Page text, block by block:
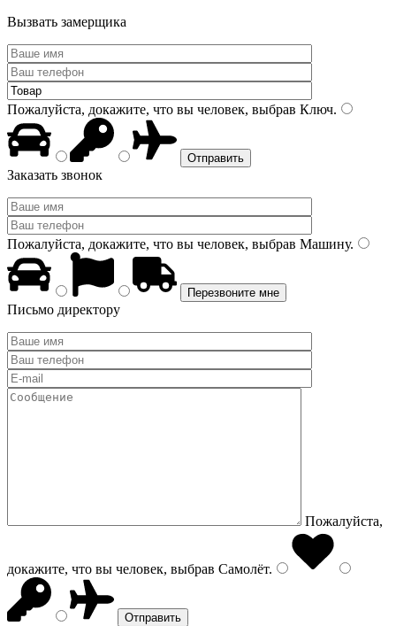
Вызвать замерщика
Пожалуйста, докажите, что вы человек, выбрав Ключ.
Заказать звонок
Пожалуйста, докажите, что вы человек, выбрав Машину.
Письмо директору
Пожалуйста,
докажите, что вы человек, выбрав Самолёт.